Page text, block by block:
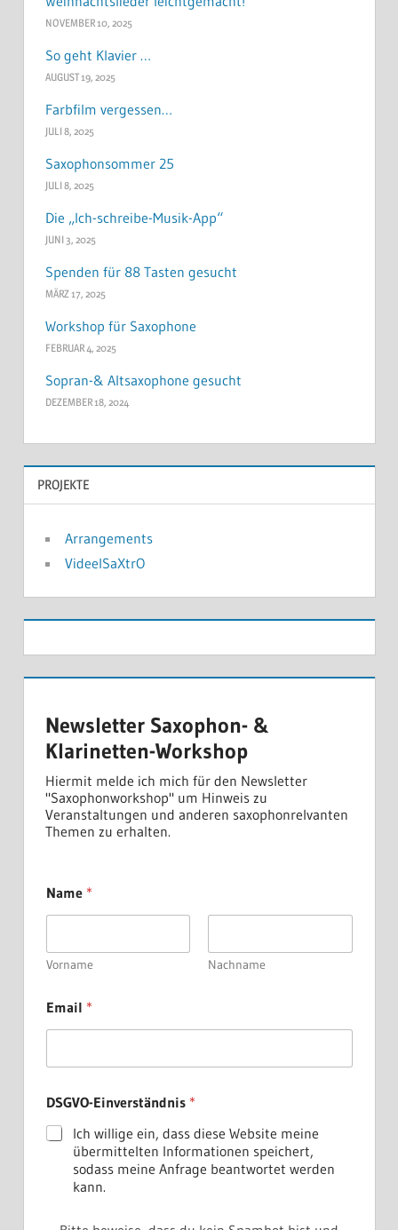
NOVEMBER 10, 2025
So geht Klavier …
AUGUST 19, 2025
Farbfilm vergessen…
JULI 8, 2025
Saxophonsommer 25
JULI 8, 2025
Die „Ich-schreibe-Musik-App“
JUNI 3, 2025
Spenden für 88 Tasten gesucht
MÄRZ 17, 2025
Workshop für Saxophone
FEBRUAR 4, 2025
Sopran-& Altsaxophone gesucht
DEZEMBER 18, 2024
PROJEKTE
Arrangements
VideelSaXtrO
Newsletter Saxophon- &
Klarinetten-Workshop
Hiermit melde ich mich für den Newsletter
"Saxophonworkshop" um Hinweis zu
Veranstaltungen und anderen saxophonrelvanten
Themen zu erhalten.
Name *
Vorname Nachname
m
a
l
S
G
V
O
Email *
DSGVO-Einverständnis *
Ich willige ein, dass diese Website meine
übermittelten Informationen speichert,
sodass meine Anfrage beantwortet werden
kann.